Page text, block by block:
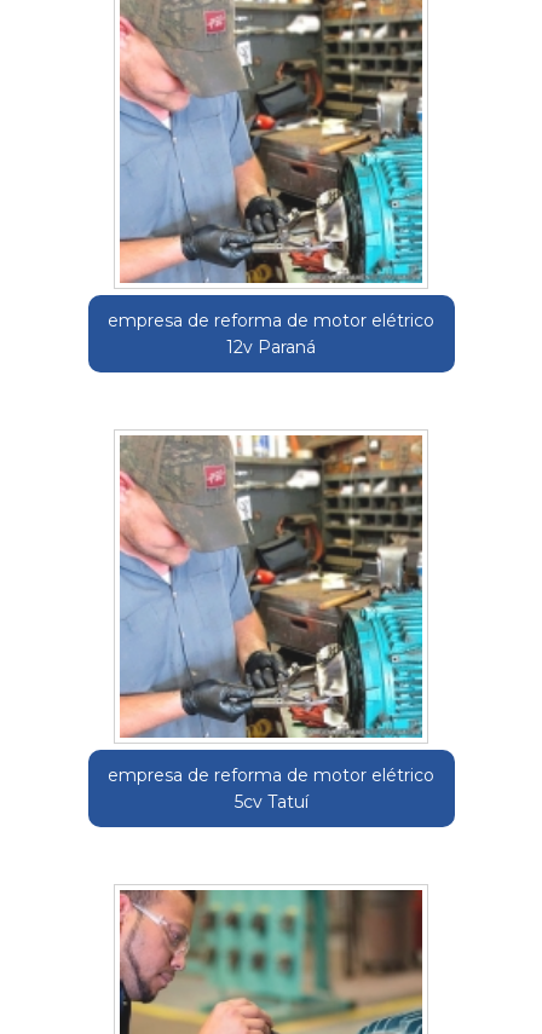
empresa de reforma de motor elétrico
12v Paraná
empresa de reforma de motor elétrico
5cv Tatuí